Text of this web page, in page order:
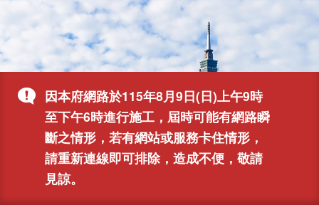
因本府網路於115年8月9日(日)上午9時
至下午6時進行施工，屆時可能有網路瞬
斷之情形，若有網站或服務卡住情形，
請重新連線即可排除，造成不便，敬請
見諒。